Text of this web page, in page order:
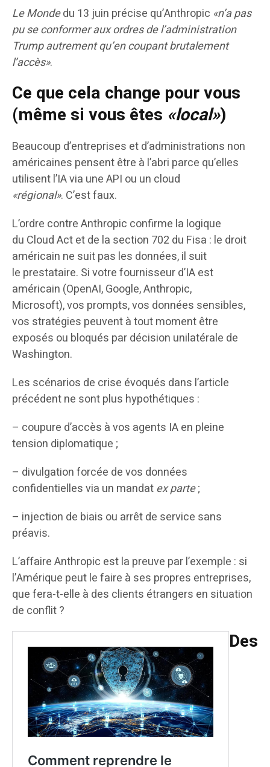
Le Mondedu 13 juin précise qu’Anthropic «n’a pas
pu se conformer aux ordres de l’administration
Trump autrement qu’en coupant brutalement
l’accès».
Ce que cela change pour vous
(même si vous êtes «local»)
Beaucoup d’entreprises et d’administrations non
américaines pensent être à l’abri parce qu’elles
utilisent l’IA via une API ou un cloud
«régional». C’est faux.
L’ordre contre Anthropic confirme la logique
du Cloud Act et de la section 702 du Fisa : le droit
américain ne suit pas les données, il suit
le prestataire. Si votre fournisseur d’IA est
américain (OpenAI, Google, Anthropic,
Microsoft), vos prompts, vos données sensibles,
vos stratégies peuvent à tout moment être
exposés ou bloqués par décision unilatérale de
Washington.
Les scénarios de crise évoqués dans l’article
précédent ne sont plus hypothétiques :
– coupure d’accès à vos agents IA en pleine
tension diplomatique ;
– divulgation forcée de vos données
confidentielles via un mandatex parte;
– injection de biais ou arrêt de service sans
préavis.
L’affaire Anthropic est la preuve par l’exemple : si
l’Amérique peut le faire à ses propres entreprises,
que fera-t-elle à des clients étrangers en situation
de conflit ?
Des